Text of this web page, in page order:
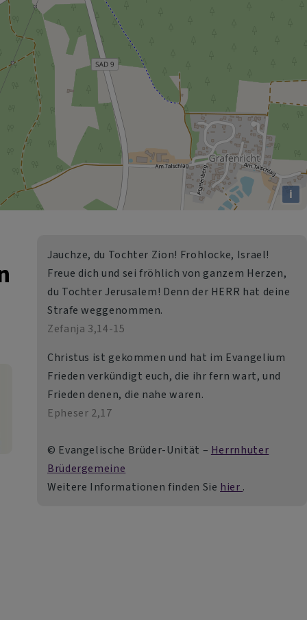
i
Jauchze, du Tochter Zion! Frohlocke, Israel!
Freue dich und sei fröhlich von ganzem Herzen,
du Tochter Jerusalem! Denn der HERR hat deine
Strafe weggenommen.
Zefanja 3,14-15
Christus ist gekommen und hat im Evangelium
Frieden verkündigt euch, die ihr fern wart, und
Frieden denen, die nahe waren.
Epheser 2,17
© Evangelische Brüder-Unität – Herrnhuter
Brüdergemeine
Weitere Informationen finden Sie hier .